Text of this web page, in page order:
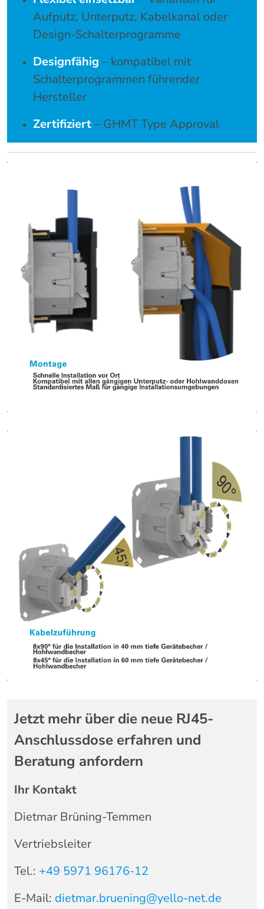
Aufputz, Unterputz, Kabelkanal oder
Design-Schalterprogramme
Designfähig – kompatibel mit
Schalterprogrammen führender
Hersteller
Zertifiziert– GHMT Type Approval
Jetzt mehr über die neue RJ45-
Anschlussdose erfahren und
Beratung anfordern
Ihr Kontakt
Dietmar Brüning-Temmen
Vertriebsleiter
Tel.: +49 5971 96176-12
E-Mail: dietmar.bruening@yello-net.de